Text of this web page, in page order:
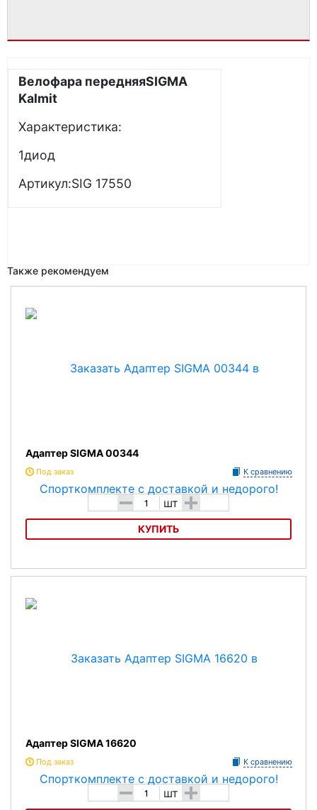
Велофара передняяSIGMA
Kalmit
Характеристика:
1диод
Артикул:SIG 17550
Также рекомендуем
Адаптер SIGMA 00344
Под заказ К сравнению
- шт +
КУПИТЬ
Адаптер SIGMA 00344
Адаптер SIGMA 16620
Под заказ К сравнению
- шт +